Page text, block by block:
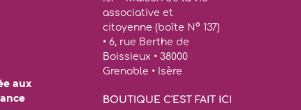
aux
associative et
citoyenne (boîte N° 137)
• 6, rue Berthe de
Boissieux • 38000
Grenoble • Isère
BOUTIQUE C'EST FAIT ICI